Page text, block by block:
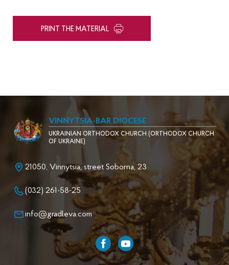
PRINT THE MATERIAL
VINNYTSIA-BAR DIOCESE
UKRAINIAN ORTHODOX CHURCH (ORTHODOX CHURCH
OF UKRAINE)
21050, Vinnytsia, street Soborna, 23
(032) 261-58-25
info@gradleva.com